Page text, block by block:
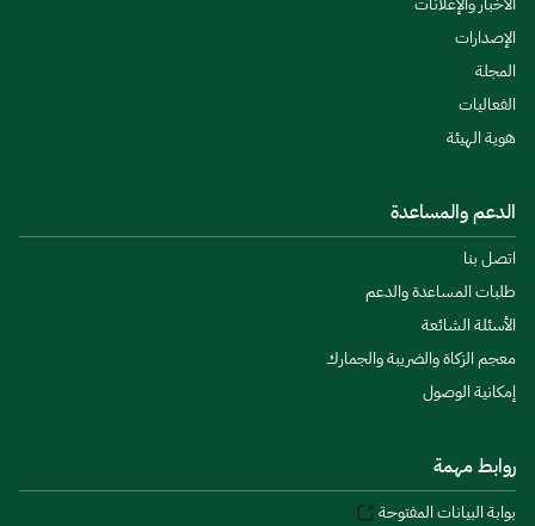
الإصدارات
المجلة
الفعاليات
هوية الهيئة
الدعم والمساعدة
اتصل بنا
طلبات المساعدة والدعم
الأسئلة الشائعة
معجم الزكاة والضريبة والجمارك
إمكانية الوصول
روابط مهمة
بوابة البيانات المفتوحة